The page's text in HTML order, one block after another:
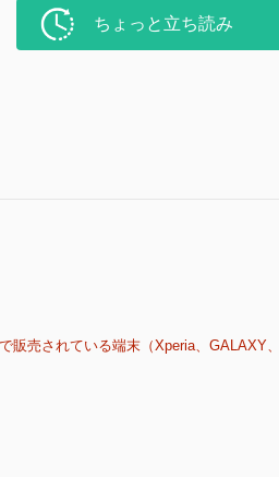
ちょっと立ち読み
売されている端末（Xperia、GALAXY、